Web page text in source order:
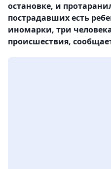
остановке, и
пострадавших есть
иномарки, три
происшествия,